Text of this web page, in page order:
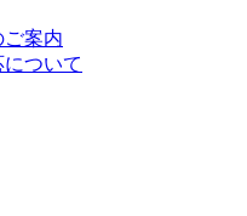
案内
ついて